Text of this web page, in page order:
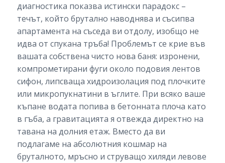
диагностика показва истински парадокс –
течът, който брутално наводнява и съсипва
апартамента на съседа ви отдолу, изобщо не
идва от спукана тръба! Проблемът се крие във
вашата собствена чисто нова баня: изронени,
компрометирани фуги около подовия лентов
сифон, липсваща хидроизолация под плочките
или микропукнатини в ъглите. При всяко ваше
къпане водата попива в бетонната плоча като
в гъба, а гравитацията я отвежда директно на
тавана на долния етаж. Вместо да ви
подлагаме на абсолютния кошмар на
бруталното, мръсно и струващо хиляди левове